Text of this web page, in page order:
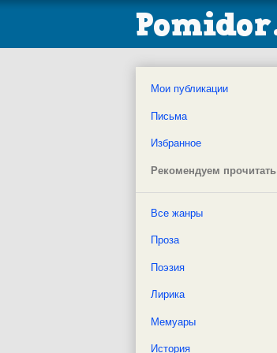
Мои публикации
Письма
Избранное
Рекомендуем прочитать
Все жанры
Проза
Поэзия
Лирика
Мемуары
История